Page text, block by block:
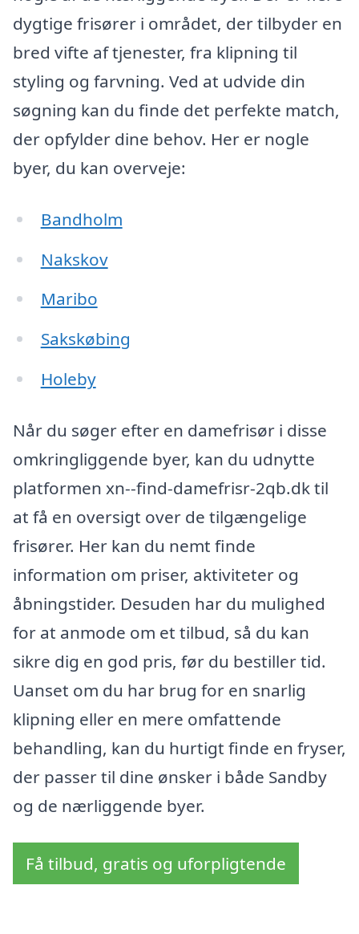
dygtige frisører i området, der tilbyder en
bred vifte af tjenester, fra klipning til
styling og farvning. Ved at udvide din
søgning kan du finde det perfekte match,
der opfylder dine behov. Her er nogle
byer, du kan overveje:
Bandholm
Nakskov
Maribo
Sakskøbing
Holeby
Når du søger efter en damefrisør i disse
omkringliggende byer, kan du udnytte
platformen xn--find-damefrisr-2qb.dk til
at få en oversigt over de tilgængelige
frisører. Her kan du nemt finde
information om priser, aktiviteter og
åbningstider. Desuden har du mulighed
for at anmode om et tilbud, så du kan
sikre dig en god pris, før du bestiller tid.
Uanset om du har brug for en snarlig
klipning eller en mere omfattende
behandling, kan du hurtigt finde en fryser,
der passer til dine ønsker i både Sandby
og de nærliggende byer.
Få tilbud, gratis og uforpligtende